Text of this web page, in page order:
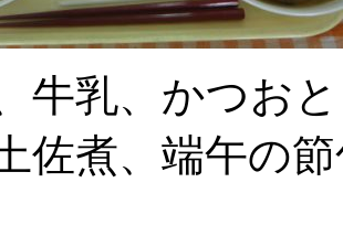
牛乳、かつお
佐煮、端午の